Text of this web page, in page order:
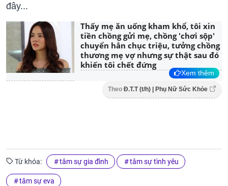
đây...
Thấy mẹ ăn uống kham khổ, tôi xin
tiền chồng gửi mẹ, chồng 'chơi sộp'
chuyển hẳn chục triệu, tưởng chồng
thương mẹ vợ nhưng sự thật sau đó
khiến tôi chết đứng
Xem thêm
Theo Đ.T.T (t/h) | Phụ Nữ Sức Khỏe
Từ khóa: tâm sự gia đình tâm sự tình yêu
tâm sự eva